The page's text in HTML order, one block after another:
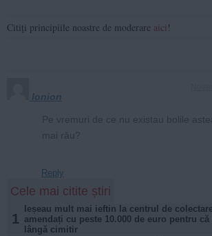
Citiți principiile noastre de moderare aici!
Ionion
Reply
Cele mai citite știri
1
Ieșeau mult mai ieftin la centrul de
amendați cu peste 10.000 de euro pentru
lângă cimitir